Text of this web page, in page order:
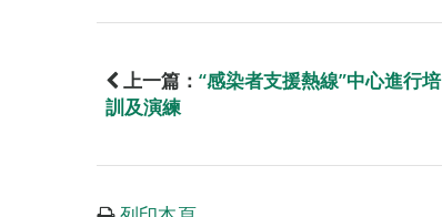
上一篇： “感染者支援熱線”中心進行培
訓及演練